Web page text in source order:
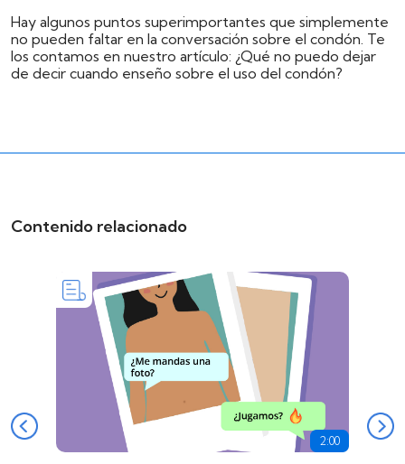
Hay algunos puntos superimportantes que simplemente
no pueden faltar en la conversación sobre el condón. Te
los contamos en nuestro artículo: ¿Qué no puedo dejar
de decir cuando enseño sobre el uso del condón?
Contenido relacionado
2:00